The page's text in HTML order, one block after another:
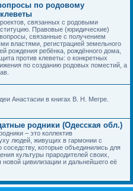
по родовому
связанных с родовыми
Правовые (юридические)
связанные с получением
властями, регистрацией земельного
рождения ребёнка, рождённого дома,
против клеветы: о конкретных
по созданию родовых поместий, а
Анастасии в книгах В. Н. Мегре.
родники (Одесская обл.)
– это коллектив
людей, живущих в гармонии с
которые объединились для
культуры прародителей своих,
цивилизации и дальнейшего её